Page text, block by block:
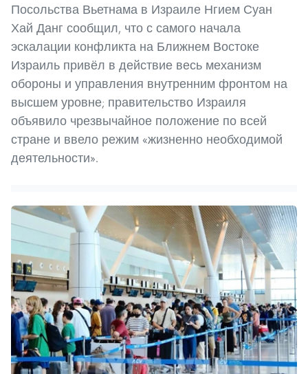
Посольства Вьетнама в Израиле Нгием Суан
Хай Данг сообщил, что с самого начала
эскалации конфликта на Ближнем Востоке
Израиль привёл в действие весь механизм
обороны и управления внутренним фронтом на
высшем уровне; правительство Израиля
объявило чрезвычайное положение по всей
стране и ввело режим «жизненно необходимой
деятельности».